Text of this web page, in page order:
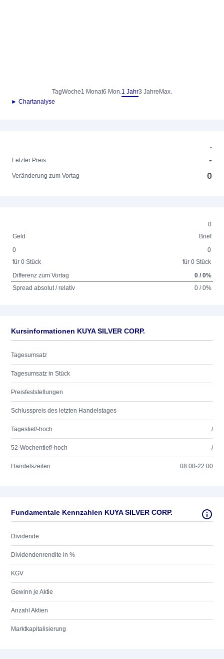
TagWoche1 Monat6 Mon.1 Jahr3 Jahre Max.
► Chartanalyse
-
Letzter Preis
-
Veränderung zum Vortag 0
0
Geld
Brief
0
für 0 Stück
0
für 0 Stück
Differenz zum Vortag
0 / 0%
Spread absolut / relativ
0 / 0%
Kursinformationen KUYA SILVER CORP.
Tagesumsatz
Tagesumsatz in Stück
Preisfeststellungen
Schlusspreis des letzten Handelstages
Tagestief/-hoch /
52-Wochentief/-hoch /
Handelszeiten 08:00-22:00
Fundamentale Kennzahlen KUYA SILVER CORP.
Dividende
Dividendenrendite in %
KGV
Gewinn je Aktie
Anzahl Aktien
Marktkapitalisierung